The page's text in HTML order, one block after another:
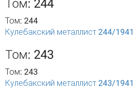
Том: 244
Том: 244
Кулебакский металлист 244/1941
Том: 243
Том: 243
Кулебакский металлист 243/1941